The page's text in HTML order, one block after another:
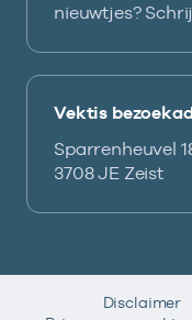
nieuwtjes?
Vektis
Sparrenheuvel
3708 JE Zeist
Disclaimer